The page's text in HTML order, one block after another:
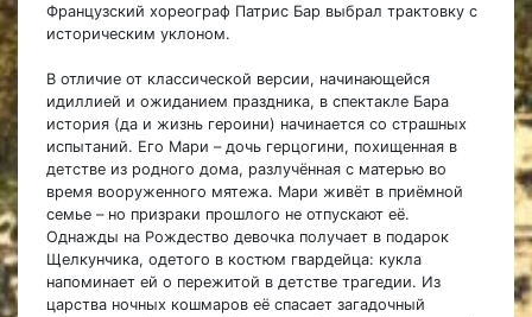
Французский хореограф Патрис Бар выбрал трактовку с
историческим уклоном.
В отличие от классической версии, начинающейся
идиллией и ожиданием праздника, в спектакле Бара
история (да и жизнь героини) начинается со страшных
испытаний. Его Мари – дочь герцогини, похищенная в
детстве из родного дома, разлучённая с матерью во
время вооруженного мятежа. Мари живёт в приёмной
семье – но призраки прошлого не отпускают её.
Однажды на Рождество девочка получает в подарок
Щелкунчика, одетого в костюм гвардейца: кукла
напоминает ей о пережитой в детстве трагедии. Из
царства ночных кошмаров её спасает загадочный